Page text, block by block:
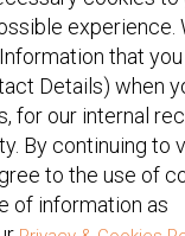
и
2001-2025 All rights
experience.
that
Details) when
for our internal
By continuing to
to the use of
of information as